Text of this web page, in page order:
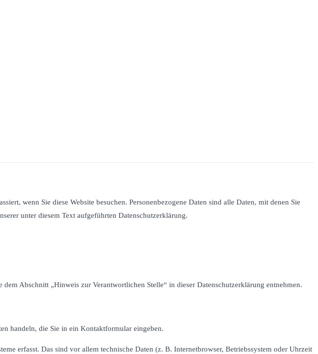
wenn Sie diese Website besuchen. Personenbezogene Daten sind alle Daten, mit denen Sie
unter diesem Text aufgeführten Datenschutzerklärung.
Abschnitt „Hinweis zur Verantwortlichen Stelle“ in dieser Datenschutzerklärung entnehmen.
handeln, die Sie in ein Kontaktformular eingeben.
erfasst. Das sind vor allem technische Daten (z. B. Internetbrowser, Betriebssystem oder Uhrzeit